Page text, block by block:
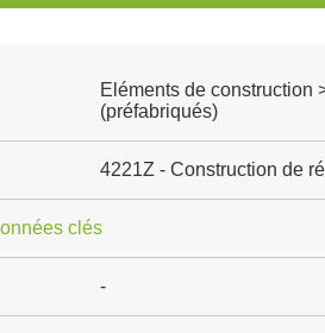
Eléments de construction
(préfabriqués)
4221Z - Construction de
clés
-